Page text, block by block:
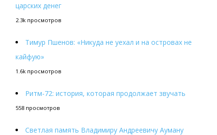
царских денег
2.3k просмотров
Тимур Пшенов: «Никуда не уехал и на островах не
кайфую»
1.6k просмотров
Ритм-72: история, которая продолжает звучать
558 просмотров
Светлая память Владимиру Андреевичу Ауману